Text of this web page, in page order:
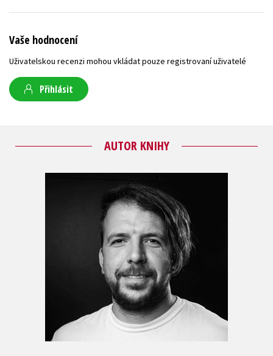
Vaše hodnocení
Uživatelskou recenzi mohou vkládat pouze registrovaní uživatelé
Přihlásit
AUTOR KNIHY